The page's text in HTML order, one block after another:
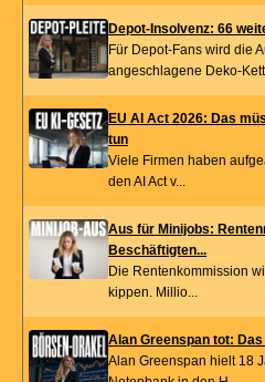
Depot-Insolvenz: 66
Für Depot-Fans wird die
angeschlagene Deko-
EU AI Act 2026: Das
tun
Viele Firmen haben
den AI Act v...
Aus für Minijobs:
Beschäftigten...
Die Rentenkommission
kippen. Millio...
Alan Greenspan tot:
Alan Greenspan hielt 18